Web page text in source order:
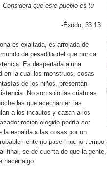
Considera que este pueblo es tu
-Éxodo, 33:13
es exaltada, es arrojada de
de pesadilla del que nunca
Es despertada a una
en la cual los monstruos, cosas
de los niños, presentan
No son solo las criaturas
las que acechan en las
a los incautos y cazan a los
recién elegido podría ser
la espalda a las cosas por un
no pase mucho
final, se dé cuenta de que la
hacer algo.